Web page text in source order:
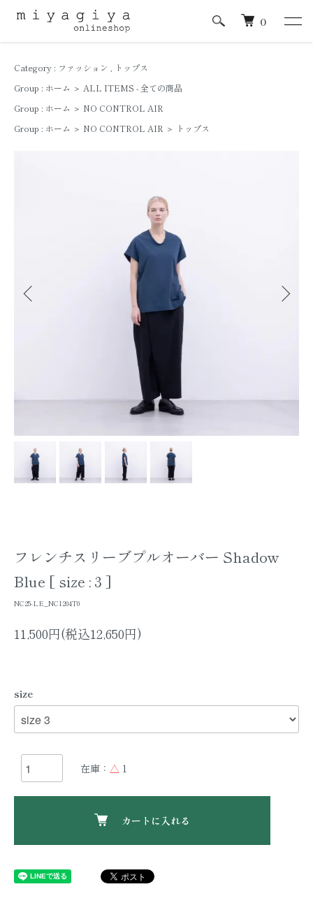
0
Category : ファッション
トップス
Group : ホーム ＞ ALL ITEMS - 全ての商品
Group : ホーム ＞ NO CONTROL AIR
Group : ホーム ＞ NO CONTROL AIR ＞ トップス
フレンチスリーブプルオーバー Shadow
Blue [ size : 3 ]
NC25-LE_NC1204T0
11,500円(税込12,650円)
size
在庫： △ 1
カートに入れる